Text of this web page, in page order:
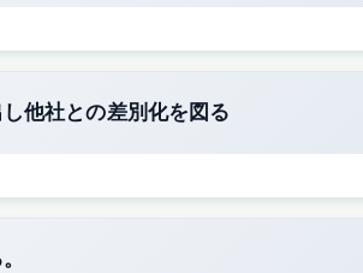
他社との差別化を図る